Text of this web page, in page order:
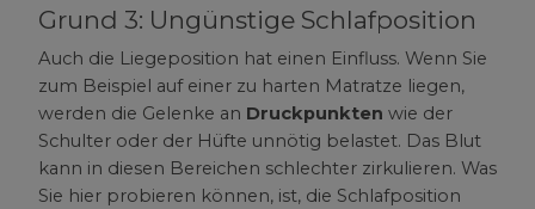
Grund 3: Ungünstige Schlafposition
Auch die Liegeposition hat einen Einfluss. Wenn Sie
zum Beispiel auf einer zu harten Matratze liegen,
werden die Gelenke an Druckpunkten wie der
Schulter oder der Hüfte unnötig belastet. Das Blut
kann in diesen Bereichen schlechter zirkulieren. Was
Sie hier probieren können, ist, die Schlafposition